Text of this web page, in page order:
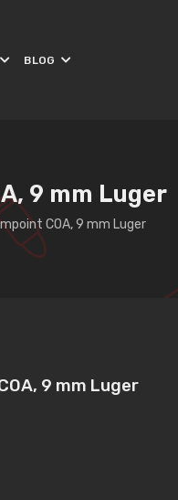
BLOG
9 mm Luger
COA, 9 mm Luger
9 mm Luger